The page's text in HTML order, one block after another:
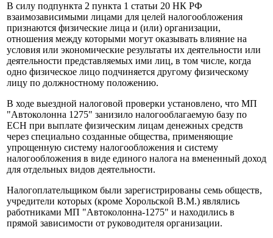
В силу подпункта 2 пункта 1 статьи 20 НК РФ
взаимозависимыми лицами для целей налогообложения
признаются физические лица и (или) организации,
отношения между которыми могут оказывать влияние на
условия или экономические результаты их деятельности или
деятельности представляемых ими лиц, в том числе, когда
одно физическое лицо подчиняется другому физическому
лицу по должностному положению.
В ходе выездной налоговой проверки установлено, что МП
"Автоколонна 1275" занизило налогооблагаемую базу по
ЕСН при выплате физическим лицам денежных средств
через специально созданные общества, применяющие
упрощенную систему налогообложения и систему
налогообложения в виде единого налога на вмененный доход
для отдельных видов деятельности.
Налогоплательщиком были зарегистрированы семь обществ,
учредители которых (кроме Хорольской В.М.) являлись
работниками МП "Автоколонна-1275" и находились в
прямой зависимости от руководителя организации.